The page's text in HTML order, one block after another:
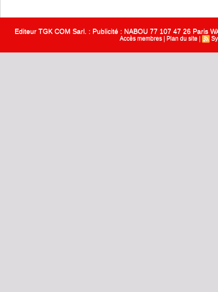
Editeur TGK COM Sarl. : Publicité : NABOU 77 107 47 26 Paris
Accès membres Plan du site